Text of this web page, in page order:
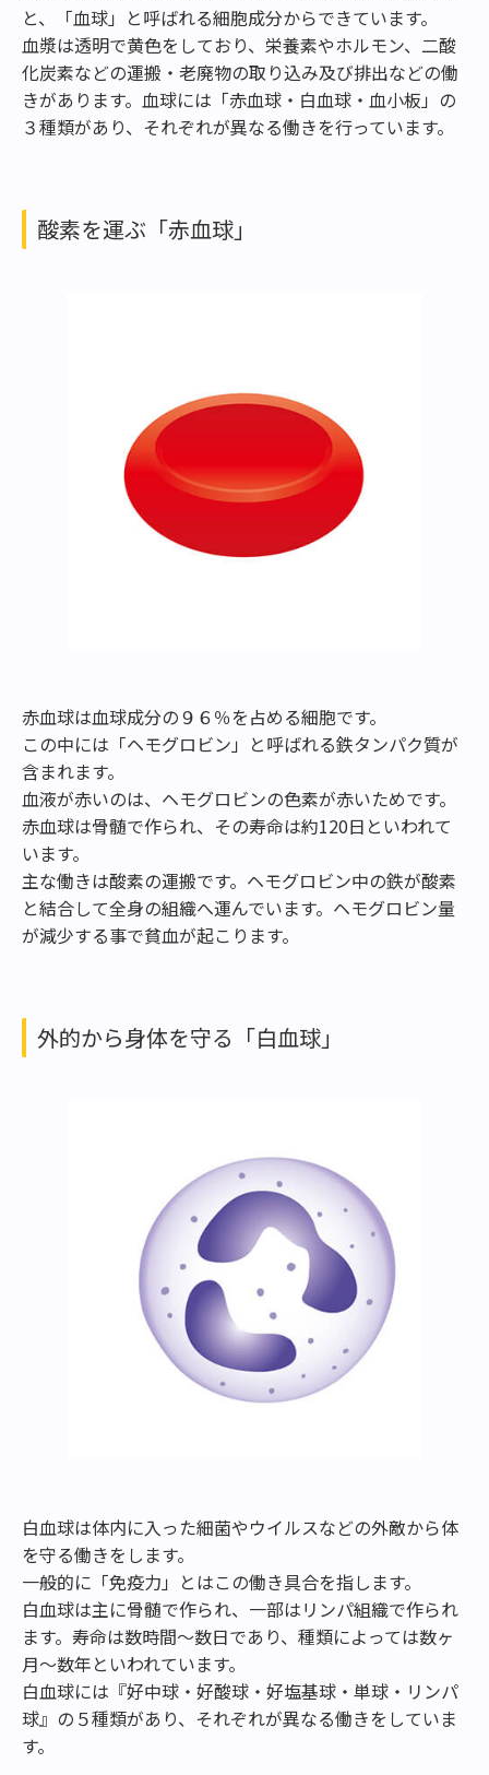
と、「血球」と呼ばれる細胞成分からできています。
血漿は透明で黄色をしており、栄養素やホルモン、二酸
化炭素などの運搬・老廃物の取り込み及び排出などの働
きがあります。血球には「赤血球・白血球・血小板」の
３種類があり、それぞれが異なる働きを行っています。
酸素を運ぶ「赤血球」
赤血球は血球成分の９６％を占める細胞です。
この中には「ヘモグロビン」と呼ばれる鉄タンパク質が
含まれます。
血液が赤いのは、ヘモグロビンの色素が赤いためです。
赤血球は骨髄で作られ、その寿命は約120日といわれて
います。
主な働きは酸素の運搬です。ヘモグロビン中の鉄が酸素
と結合して全身の組織へ運んでいます。ヘモグロビン量
が減少する事で貧血が起こります。
外的から身体を守る「白血球」
白血球は体内に入った細菌やウイルスなどの外敵から体
を守る働きをします。
一般的に「免疫力」とはこの働き具合を指します。
白血球は主に骨髄で作られ、一部はリンパ組織で作られ
ます。寿命は数時間～数日であり、種類によっては数ヶ
月～数年といわれています。
白血球には『好中球・好酸球・好塩基球・単球・リンパ
球』の５種類があり、それぞれが異なる働きをしていま
す。